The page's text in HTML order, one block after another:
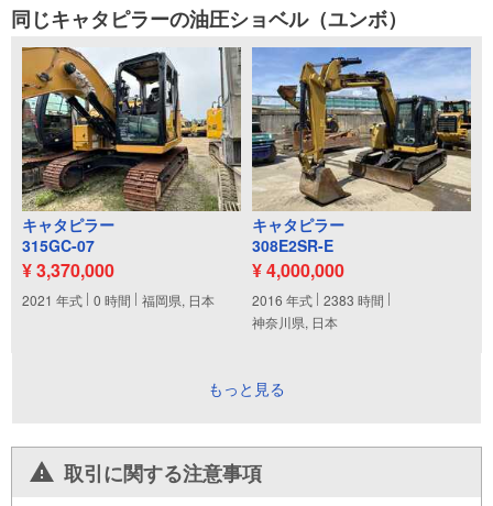
同じキャタピラーの油圧ショベル（ユンボ）
キャタピラー
315GC-07
¥ 3,370,000
2021 年式 0 時間 福岡県, 日本
キャタピラー
308E2SR-E
¥ 4,000,000
2016 年式 2383 時間
神奈川県, 日本
もっと見る
取引に関する注意事項